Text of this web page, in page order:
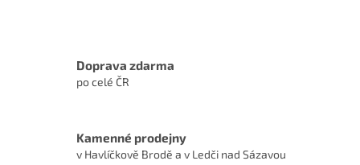
Doprava zdarma
po celé ČR
Kamenné prodejny
v Havlíčkově Brodě a v Ledči nad Sázavou